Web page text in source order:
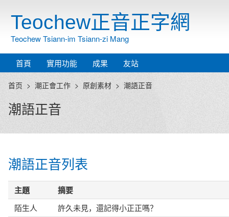
Teochew正音正字網
Teochew Tsiann-im Tsiann-zi Mang
首頁 實用功能 成果 友站
首页 潮正會工作 原創素材 潮語正音
潮語正音
潮語正音列表
主題 摘要
陌生人
許久未見，還記得小正正嗎？